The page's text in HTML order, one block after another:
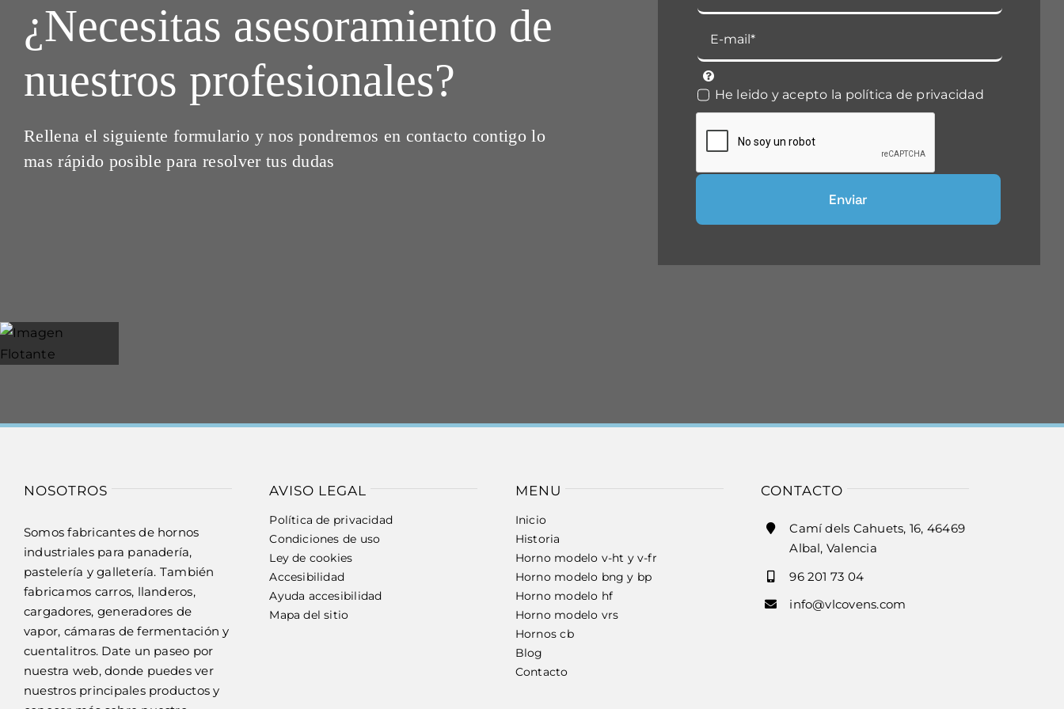
¿Necesitas asesoramiento de
nuestros profesionales?
Rellena el siguiente formulario y nos pondremos en contacto contigo lo
mas rápido posible para resolver tus dudas
He leido y acepto la política de privacidad
Enviar
NOSOTROS
Somos fabricantes de hornos
industriales para panadería,
pastelería y galletería. También
fabricamos carros, llanderos,
cargadores, generadores de
vapor, cámaras de fermentación y
cuentalitros. Date un paseo por
nuestra web, donde puedes ver
nuestros principales productos y
AVISO LEGAL
Política de privacidad
Condiciones de uso
Ley de cookies
Accesibilidad
Ayuda accesibilidad
Mapa del sitio
MENU
Inicio
Historia
Horno modelo v-ht y v-fr
Horno modelo bng y bp
Horno modelo hf
Horno modelo vrs
Hornos cb
Blog
Contacto
CONTACTO
Camí dels Cahuets, 16, 46469
Albal, Valencia
96 201 73 04
info@vlcovens.com